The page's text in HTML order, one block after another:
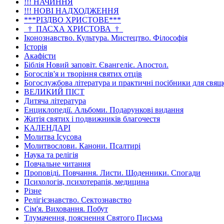
!!! НАЧИННЯ
!!! НОВІ НАДХОДЖЕННЯ
***РІЗДВО ХРИСТОВЕ***
_†_ПАСХА ХРИСТОВА_†_
Іконознавство. Культура. Мистецтво. Філософія
Історія
Акафісти
Біблія Новий заповіт. Євангеліє. Апостол.
Богослів'я и творіння святих отців
Богослужбова література и практичні посібники для
ВЕЛИКИЙ ПІСТ
Дитяча література
Енциклопедії. Альбоми. Подарункові видання
Житія святих і подвижників благочестя
КАЛЕНДАРІ
Молитва Ісусова
Молитвослови. Канони. Псалтирі
Наука та релігія
Повчальне читання
Проповіді. Повчання. Листи. Щоденники. Спогади
Психологія, психотерапія, медицина
Різне
Релігієзнавство. Сектознавство
Сім'я. Виховання. Побут
Тлумачення, пояснення Святого Письма